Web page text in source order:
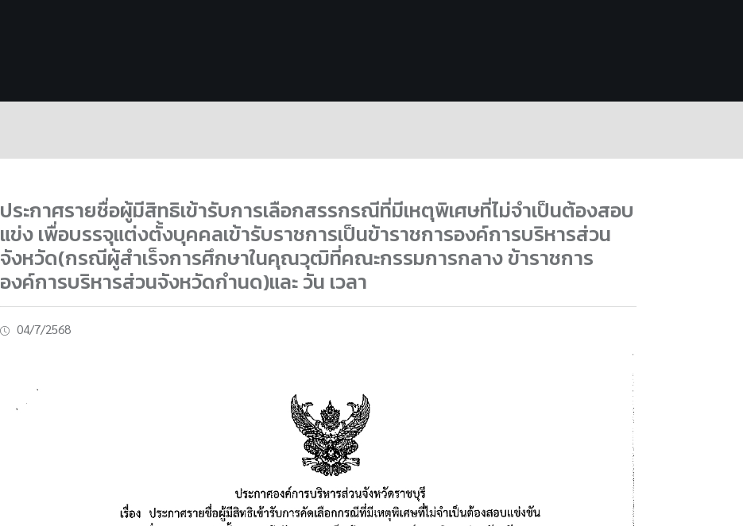
ประกาศรายชื่อผู้มีสิทธิเข้ารับการเลือกสรรกรณีที่มีเหตุพิเศษที่ไม่จำเป็นต้องสอบ
แข่ง เพื่อบรรจุแต่งตั้งบุคคลเข้ารับราชการเป็นข้าราชการองค์การบริหารส่วน
จังหวัด(กรณีผู้สำเร็จการศึกษาในคุณวุฒิที่คณะกรรมการกลาง ข้าราชการ
องค์การบริหารส่วนจังหวัดกำนด)และ วัน เวลา
04/7/2568